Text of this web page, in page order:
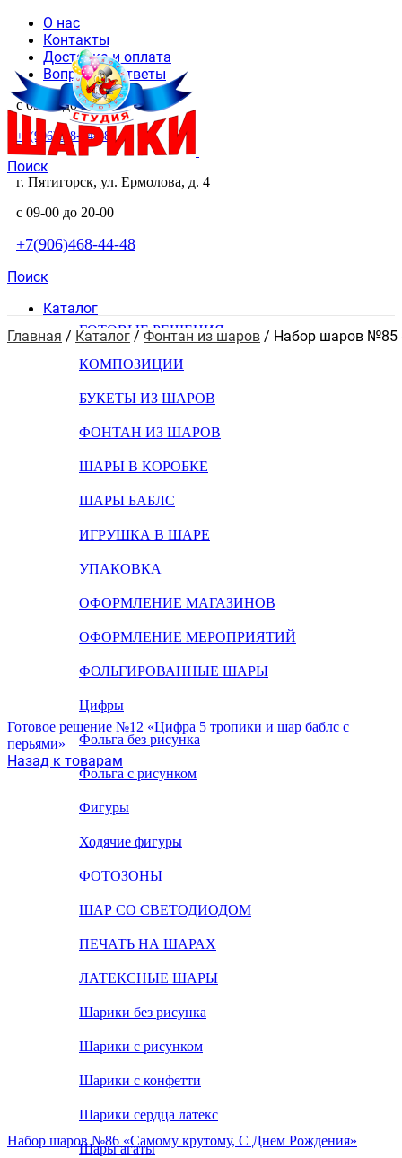
О нас
Контакты
Доставка и оплата
Вопросы и ответы
с 09-00 до 20-00
+7(906)468-44-48
Поиск
г. Пятигорск, ул. Ермолова, д. 4
с 09-00 до 20-00
+7(906)468-44-48
Поиск
Каталог
ГОТОВЫЕ РЕШЕНИЯ
КОМПОЗИЦИИ
БУКЕТЫ ИЗ ШАРОВ
ФОНТАН ИЗ ШАРОВ
ШАРЫ В КОРОБКЕ
ШАРЫ БАБЛС
ИГРУШКА В ШАРЕ
УПАКОВКА
ОФОРМЛЕНИЕ МАГАЗИНОВ
ОФОРМЛЕНИЕ МЕРОПРИЯТИЙ
ФОЛЬГИРОВАННЫЕ ШАРЫ
Цифры
Фольга без рисунка
Фольга с рисунком
Фигуры
Ходячие фигуры
ФОТОЗОНЫ
ШАР СО СВЕТОДИОДОМ
ПЕЧАТЬ НА ШАРАХ
ЛАТЕКСНЫЕ ШАРЫ
Шарики без рисунка
Шарики с рисунком
Шарики с конфетти
Шарики сердца латекс
Шары агаты
Главная / Каталог / Фонтан из шаров / Набор шаров №85
Готовое решение №12 «Цифра 5 тропики и шар баблс с
перьями»
Назад к товарам
Набор шаров №86 «Самому крутому, С Днем Рождения»